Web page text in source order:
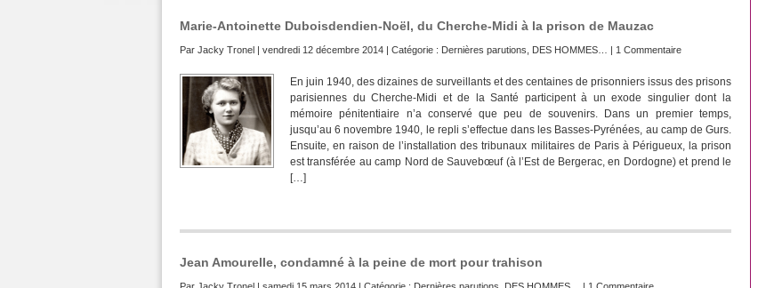
Marie-Antoinette Duboisdendien-Noël, du Cherche-Midi à la prison de Mauzac
Par Jacky Tronel | vendredi 12 décembre 2014 | Catégorie : Dernières parutions DES HOMMES… | 1 Commentaire
En juin 1940, des dizaines de surveillants et des centaines de prisonniers issus des prisons
parisiennes du Cherche-Midi et de la Santé participent à un exode singulier dont la
mémoire pénitentiaire n’a conservé que peu de souvenirs. Dans un premier temps,
jusqu’au 6 novembre 1940, le repli s’effectue dans les Basses-Pyrénées, au camp de Gurs.
Ensuite, en raison de l’installation des tribunaux militaires de Paris à Périgueux, la prison
est transférée au camp Nord de Sauvebœuf (à l’Est de Bergerac, en Dordogne) et prend le
[…]
Jean Amourelle, condamné à la peine de mort pour trahison